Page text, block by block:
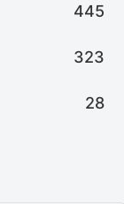
445
323
28